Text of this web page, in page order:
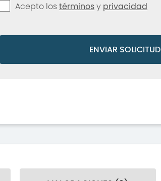
Acepto lostérminosy privacidad
ENVIAR SOLICITUD